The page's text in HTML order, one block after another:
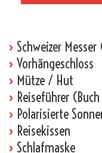
› Schweizer
› Vorhängeschloss
› Mütze / Hut
› Reiseführer
› Polarisierte
› Reisekissen
› Schlafmaske